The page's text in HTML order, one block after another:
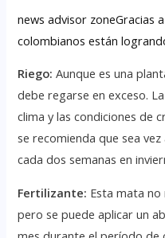
news advisor zoneGracias
colombianos están
Riego:Aunque es una
debe regarse en exceso.
clima y las condiciones de
se recomienda que sea
cada dos semanas en
Fertilizante: Esta mata
pero se puede aplicar un